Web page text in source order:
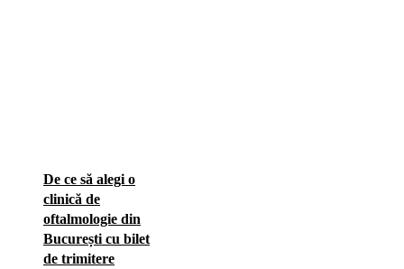
De ce să alegi o
clinică de
oftalmologie din
București cu bilet
de trimitere